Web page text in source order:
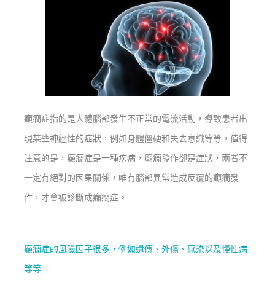
癲癇症指的是人體腦部發生不正常的電流活動，導致患者出
現某些神經性的症狀，例如身體僵硬和失去意識等等，值得
注意的是，癲癇症是一種疾病，癲癇發作卻是症狀，兩者不
一定有絕對的因果關係，唯有腦部異常造成反覆的癲癇發
作，才會被診斷成癲癇症。
癲癇症的風險因子很多，例如遺傳、外傷、感染以及慢性病
等等